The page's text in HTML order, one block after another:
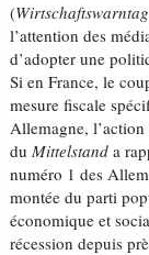
(Wirtschaftswarntag
l’attention des
d’adopter une
Si en France, le
mesure fiscale
Allemagne,
duMittelstand a
numéro 1 des
montée du parti
économique et
récession depuis